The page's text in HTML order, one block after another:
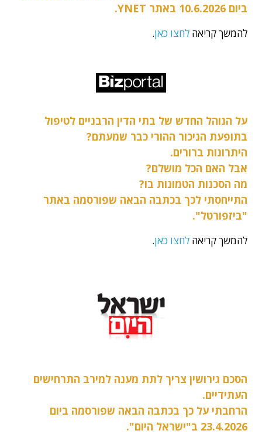
ביום 10.6.2026 באתר YNET.
להמשך קריאה לחצו כאן.
על הנוהל החדש של בתי הדין הרבניים לטיפול
בתופעת הניכור ההורי כבר שמעתם?
היתרונות ברורים.
אבל האם הכל מושלם?
מה הסכנות הטמונות בו?
התייחסתי לכך בכתבה הבאה שפורסמה באתר
"ביזפורטל".
להמשך קריאה לחצו כאן.
הסכם גירושין צריך לתת מענה למירב התרחישים
העתידיים.
הרחבתי על כך בכתבה הבאה שפורסמה ביום
23.4.2026 ב"ישראל היום".